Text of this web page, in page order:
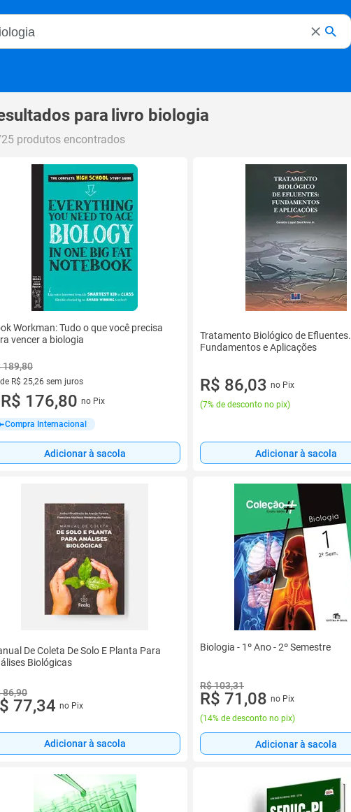
Magalu
para livro biologia
produtos encontrados
Workman: Tudo o que você precisa
vencer a biologia
189,80
R$ 25,26 sem juros
de R$ 25,26 sem juros
R$ 176,80 no Pix
Compra Internacional
Adicionar à sacola
Tratamento Biológico de Efluentes.
Fundamentos e Aplicações
R$ 86,03 no Pix
(7% de desconto no pix)
Adicionar à sacola
De Coleta De Solo E Planta Para
Biológicas
86,90
77,34 no Pix
Adicionar à sacola
Biologia - 1º Ano - 2º Semestre
R$ 103,31
R$ 71,08 no Pix
(14% de desconto no pix)
Adicionar à sacola